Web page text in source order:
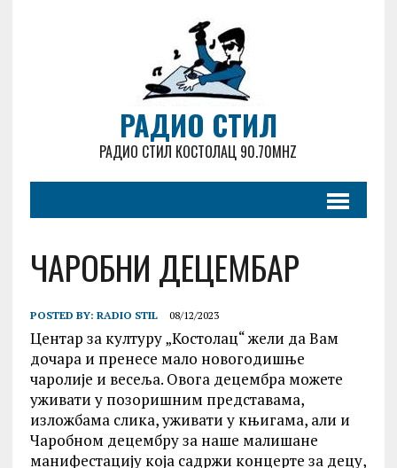
РАДИО СТИЛ
РАДИО СТИЛ КОСТОЛАЦ 90.70MHZ
ЧАРОБНИ ДЕЦЕМБАР
POSTED BY: RADIO STIL 08/12/2023
Центар за културу „Костолац“ жели да Вам
дочара и пренесе мало новогодишње
чаролије и весеља. Овога децембра можете
уживати у позоришним представама,
изложбама слика, уживати у књигама, али и
Чаробном децембру за наше малишане
манифестацију која садржи концерте за децу,